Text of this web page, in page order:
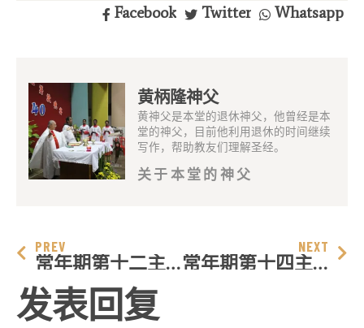
Facebook Twitter Whatsapp
黄柄隆神父
黄神父是本堂的退休神父，他曾经是本
堂的神父，目前他利用退休的时间继续
写作，帮助教友们理解圣经。
关于本堂的神父
PREV
常年期第十二主日
NEXT
常年期第十四主日
发表回复